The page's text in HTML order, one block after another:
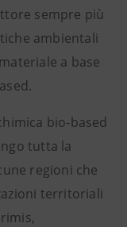
sempre più
ambientali
a base
bio-based
tutta la
regioni che
territoriali